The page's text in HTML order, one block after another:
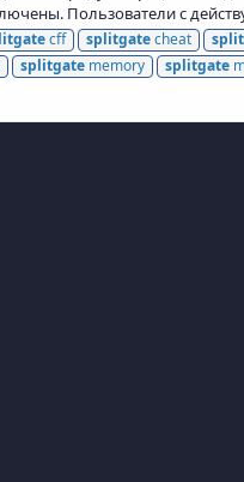
Пользователи с
cff splitgatecheat
splitgate memory splitgate